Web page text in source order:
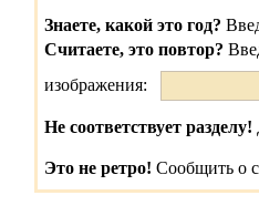
Знаете, какой это год?
Считаете, это повтор?
изображения:
Не соответствует разделу!
Это не ретро! Сообщить о